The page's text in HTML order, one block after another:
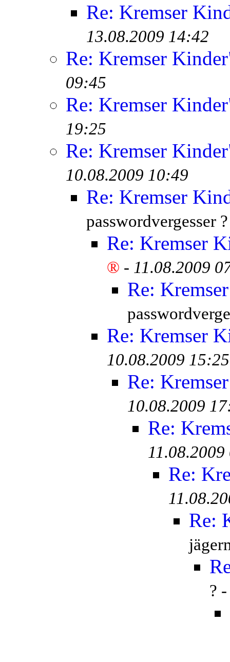
Re: Kremser
13.08.2009 14:42
Re: Kremser
09:45
Re: Kremser
19:25
Re: Kremser
10.08.2009 10:49
Re: Kremser
passwordvergesser
Re: Kremser
® - 11.08.2009
Re:
Re: Kremser
10.08.2009 15:25
Re:
10.08.2009
Re:
Re:
Re:
?